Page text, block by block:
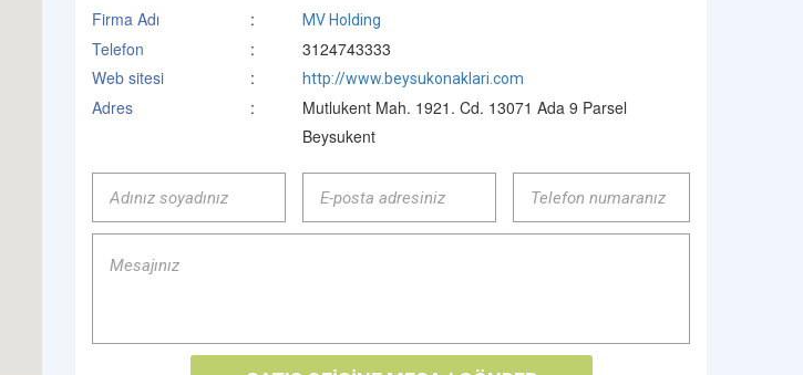
Firma Adı : MV Holding
Telefon :
3124743333
Web sitesi
: http://www.beysukonaklari.com
Adres :
Mutlukent Mah. 1921. Cd. 13071 Ada 9 Parsel
Beysukent